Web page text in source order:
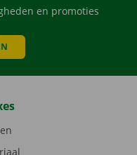
en promoties